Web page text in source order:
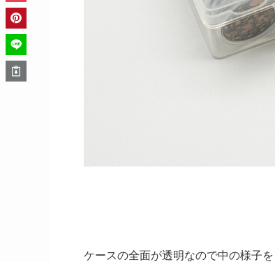
ケースの全面が透明なので中の様子